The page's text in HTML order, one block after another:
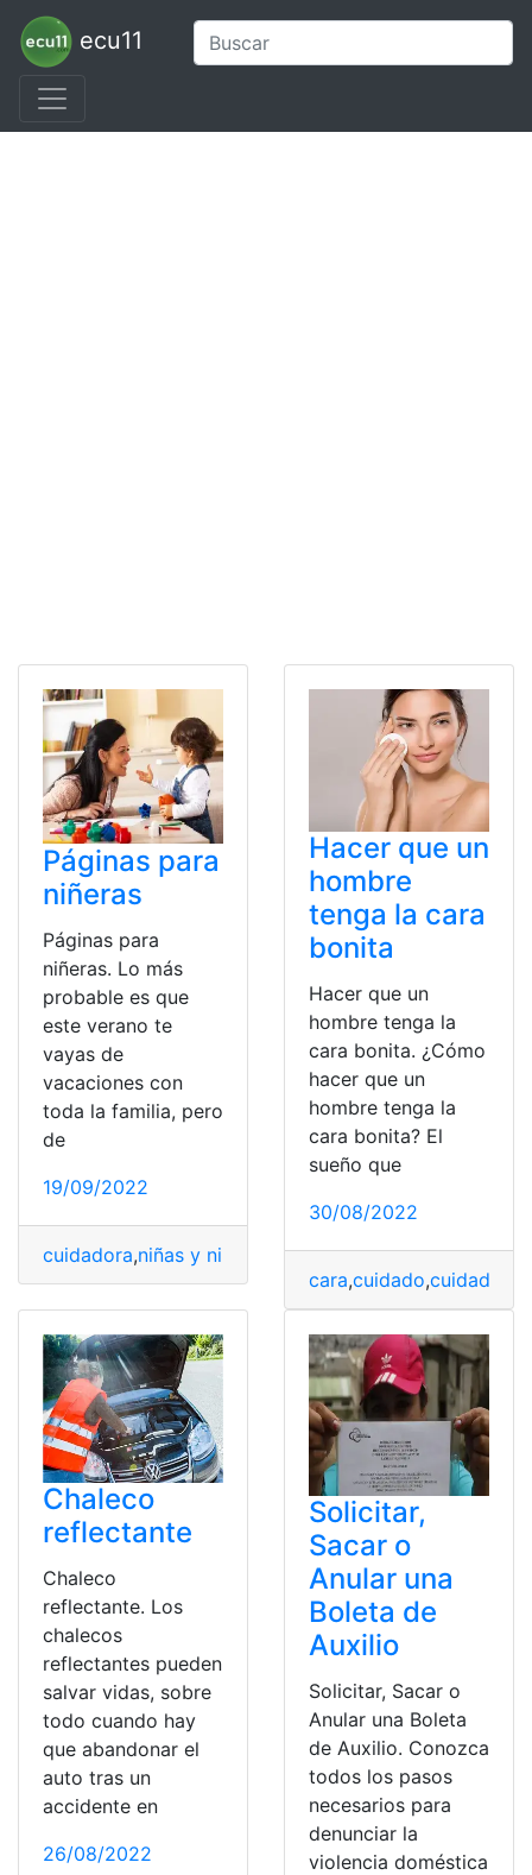
ecu11
Páginas para
niñeras
Páginas para
niñeras. Lo más
probable es que
este verano te
vayas de
vacaciones con
toda la familia, pero
de
19/09/2022
cuidadora,niñas y niños niñera,Niños,para niños
Hacer que un
hombre
tenga la cara
bonita
Hacer que un
hombre tenga la
cara bonita. ¿Cómo
hacer que un
hombre tenga la
cara bonita? El
sueño que
30/08/2022
cara,cuidado,cuidado
Chaleco
reflectante
Chaleco
reflectante. Los
chalecos
reflectantes pueden
salvar vidas, sobre
todo cuando hay
que abandonar el
auto tras un
accidente en
26/08/2022
Solicitar,
Sacar o
Anular una
Boleta de
Auxilio
Solicitar, Sacar o
Anular una Boleta
de Auxilio. Conozca
todos los pasos
necesarios para
denunciar la
violencia doméstica